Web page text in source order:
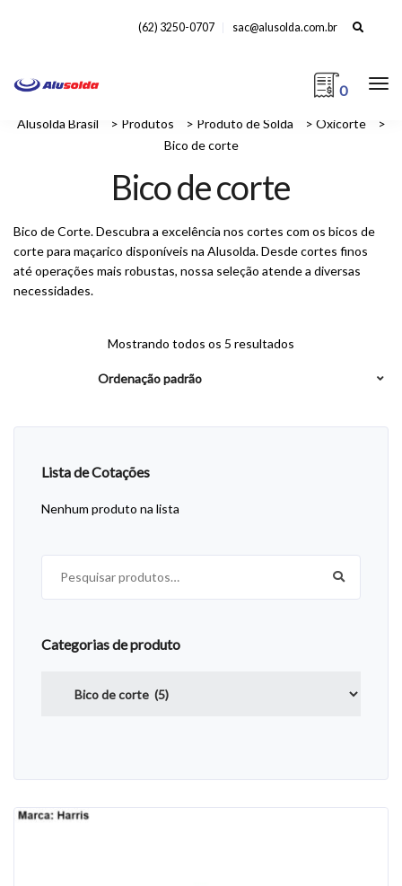
Search
(62) 3250-0707 sac@alusolda.com.br
0
Alusolda Brasil > Produtos > Produto de Solda > Oxicorte
>
Bico de corte
Bico de corte
Bico de Corte. Descubra a excelência nos cortes com os bicos de
corte para maçarico disponíveis na Alusolda. Desde cortes finos
até operações mais robustas, nossa seleção atende a diversas
necessidades.
Mostrando todos os 5 resultados
Lista de Cotações
Nenhum produto na lista
Categorias de produto